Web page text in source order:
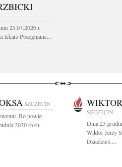
25.07.2026 r.
lekarz Pożegnanie...
SZCZECIN
Bo powie
2020 roku
SZCZECIN
Dnia 23
Wiktor Jerzy
Dziadziuś,...